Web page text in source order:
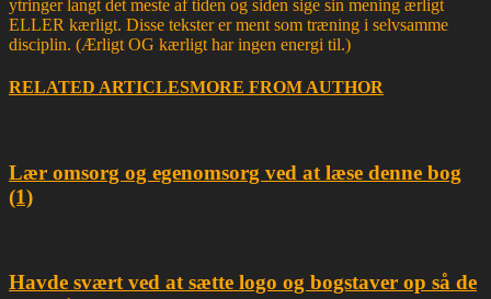
ytringer langt det meste af tiden og siden sige sin mening ærligt
ELLER kærligt. Disse tekster er ment som træning i selvsamme
disciplin. (Ærligt OG kærligt har ingen energi til.)
RELATED ARTICLESMORE FROM AUTHOR
Lær omsorg og egenomsorg ved at læse denne bog
(1)
Havde svært ved at sætte logo og bogstaver op så de